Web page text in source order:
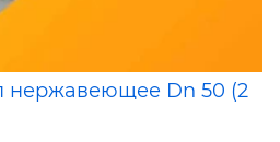
нержавеющее Dn 50 (2